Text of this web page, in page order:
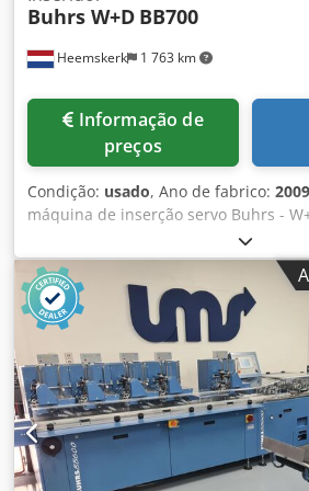
Heemskerk 1 763 km
Buhrs W+D BB700
preços
Condição: usado, Ano de fabrico: 2009
máquina de inserção servo Buhrs -
disponível. A máquina está em boas
equipada com software BSC 3.0. O
plataformas de software mais
A máquina chegou, mas ainda não
manutenção. É por isso que esta
disponível como está agora, mas é
começarmos com toda a manutenção
pronta para uma demonstração!
câmeras opcionalmente possíveis!
2009 Configuração: - 8 estações base
rotativos RF2 - 1x alimentador de